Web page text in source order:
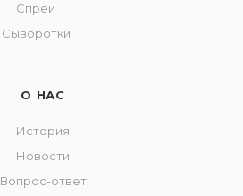
Спреи
Сыворотки
О НАС
История
Новости
Вопрос-ответ